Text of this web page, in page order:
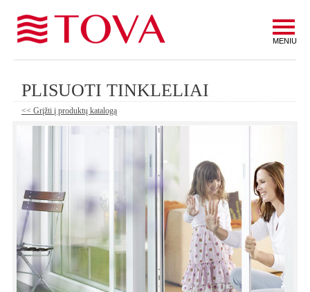
MENIU
PLISUOTI TINKLELIAI
<< Grįžti į produktų katalogą